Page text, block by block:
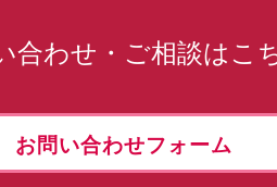
合わせ・ご相談はこ
お問い合わせフォーム